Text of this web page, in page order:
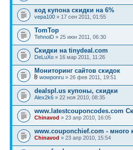
код купона скидки на 6%
vepa100 » 17 сен 2011, 01:55
TomTop
TehnoiD » 25 июн 2011, 06:30
Скидки на tinydeal.com
DeLuXo » 16 мар 2011, 11:26
Мониторинг сайтов скидок
wowponru » 26 фев 2011, 19:51
dealspl.us купоны, скидки
Alex2k6 » 22 ноя 2010, 08:35
www.latestcouponcodes.com
Chinavod » 23 апр 2010, 16:05
www.couponchief.com - много
Chinavod » 23 апр 2010, 15:54